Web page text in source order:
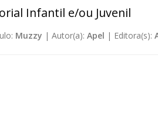
Infantil e/ou Juvenil
Muzzy | Autor(a): Apel | Editora(s):